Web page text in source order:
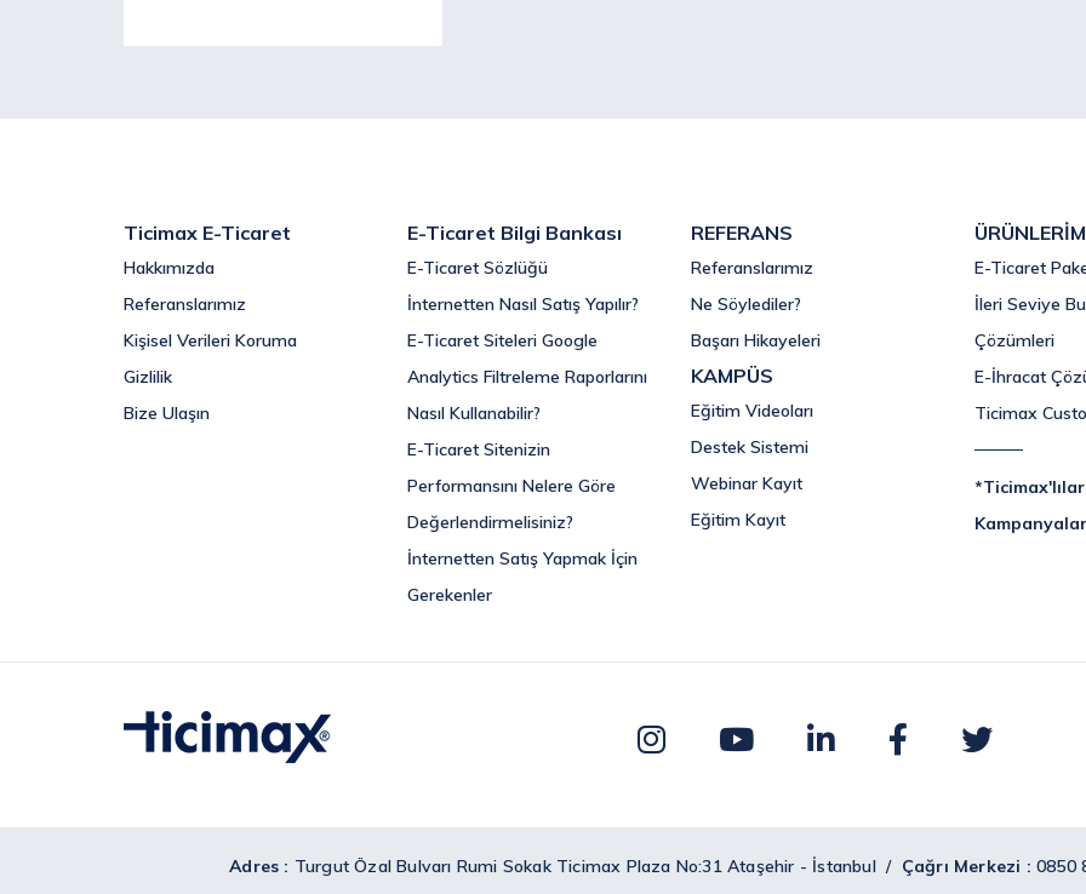
Ticimax E-Ticaret
Hakkımızda
Referanslarımız
Kişisel Verileri Koruma
Gizlilik
Bize Ulaşın
E-Ticaret Bilgi Bankası
E-Ticaret Sözlüğü
İnternetten Nasıl Satış Yapılır?
E-Ticaret Siteleri Google
Analytics Filtreleme Raporlarını
Nasıl Kullanabilir?
E-Ticaret Sitenizin
Performansını Nelere Göre
Değerlendirmelisiniz?
İnternetten Satış Yapmak İçin
Gerekenler
REFERANS
Referanslarımız
Ne Söylediler?
Başarı Hikayeleri
KAMPÜS
Eğitim Videoları
Destek Sistemi
Webinar Kayıt
Eğitim Kayıt
E-Ticaret
İleri Seviye
Çözümleri
E-İhracat
Ticimax
Kampanyalar
Adres : Turgut Özal Bulvarı Rumi Sokak Ticimax Plaza No:31 Ataşehir - İstanbul / Çağrı Merkezi : 0850